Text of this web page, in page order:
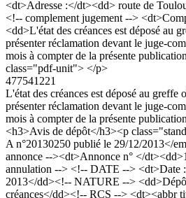
<dt>Adresse :</dt><dd> route de
<!-- complement jugement -->
<dd>L'état des créances est déposé au
présenter réclamation devant le juge-
mois à compter de la présente
class="pdf-unit"> </p>
477541221
L'état des créances est déposé au greffe
présenter réclamation devant le juge-
mois à compter de la présente
<h3>Avis de dépôt</h3><p
A n°20130250 publié le 29/12/2013</
annonce --><dt>Annonce n° </
annulation --> <!-- DATE --> <dt>Date
2013</dd><!-- NATURE -->
créances</dd><!-- RCS --> <dt><abbr